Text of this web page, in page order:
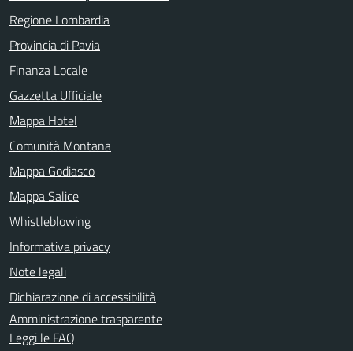
Regione Lombardia
Provincia di Pavia
Finanza Locale
Gazzetta Ufficiale
Mappa Hotel
Comunità Montana
Mappa Godiasco
Mappa Salice
Whistleblowing
Informativa privacy
Note legali
Dichiarazione di accessibilità
Amministrazione trasparente
Leggi le FAQ